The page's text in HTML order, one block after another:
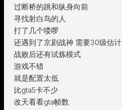
过断桥的跳和纵身向前
寻找射白鸟的人
打了几个喽啰
还遇到了京剧战神 需要30级估计
战败后还有试炼模式
游戏不错
就是配置太低
比gta5卡不少
改天看看gta帧数